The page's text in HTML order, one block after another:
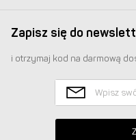
Zapisz się do
i otrzymaj kod na darmową